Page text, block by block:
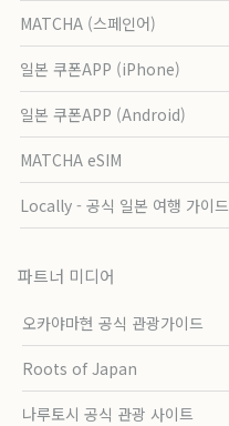
MATCHA (스페인어)
일본 쿠폰APP (iPhone)
일본 쿠폰APP (Android)
MATCHA eSIM
Locally - 공식 일본 여행 가이드
파트너 미디어
오카야마현 공식 관광가이드
Roots of Japan
나루토시 공식 관광 사이트